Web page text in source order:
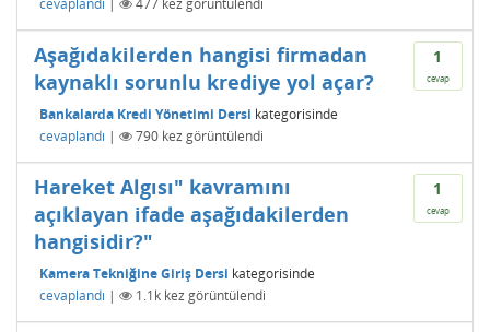
1
cevap
Aşağıdakilerden hangisi firmadan
kaynaklı sorunlu krediye yol açar?
Bankalarda Kredi Yönetimi Dersi kategorisinde
cevaplandı | 790 kez görüntülendi
1
cevap
Hareket Algısı" kavramını
açıklayan ifade aşağıdakilerden
hangisidir?"
Kamera Tekniğine Giriş Dersi kategorisinde
cevaplandı | 1.1k kez görüntülendi